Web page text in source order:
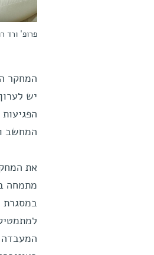
פרופ' ורד
המחקר
יש
המחשב
את
מתמחה
במסגרת
המעבדה